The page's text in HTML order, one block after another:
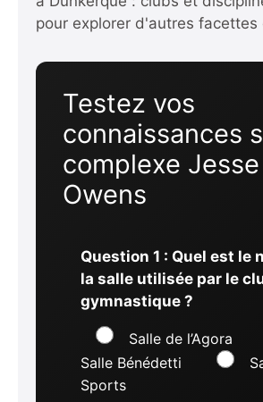
pour explorer d'autres facettes
Testez vos
connaissances
complexe Jesse
Owens
Question 1 : Quel est le
la salle utilisée par le
gymnastique ?
Salle de l’Agora
Salle Bénédetti
Sports